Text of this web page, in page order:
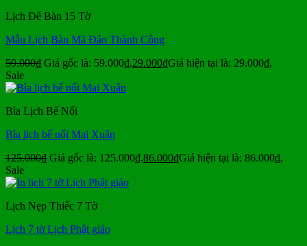
Lịch Để Bàn 15 Tờ
Mẫu Lịch Bàn Mã Đáo Thành Công
59.000₫ Giá gốc là: 59.000₫.29.000₫Giá hiện tại là: 29.000₫.
Sale
Bìa Lịch Bế Nổi
Bìa lịch bế nổi Mai Xuân
125.000₫ Giá gốc là: 125.000₫.86.000₫Giá hiện tại là: 86.000₫.
Sale
Lịch Nẹp Thiếc 7 Tờ
Lịch 7 tờ Lịch Phật giáo